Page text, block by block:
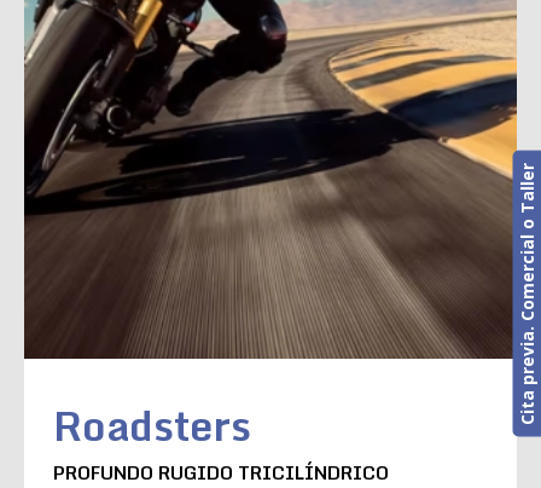
Roadsters
PROFUNDO RUGIDO TRICILÍNDRICO
Cita previa. Comercial o Taller